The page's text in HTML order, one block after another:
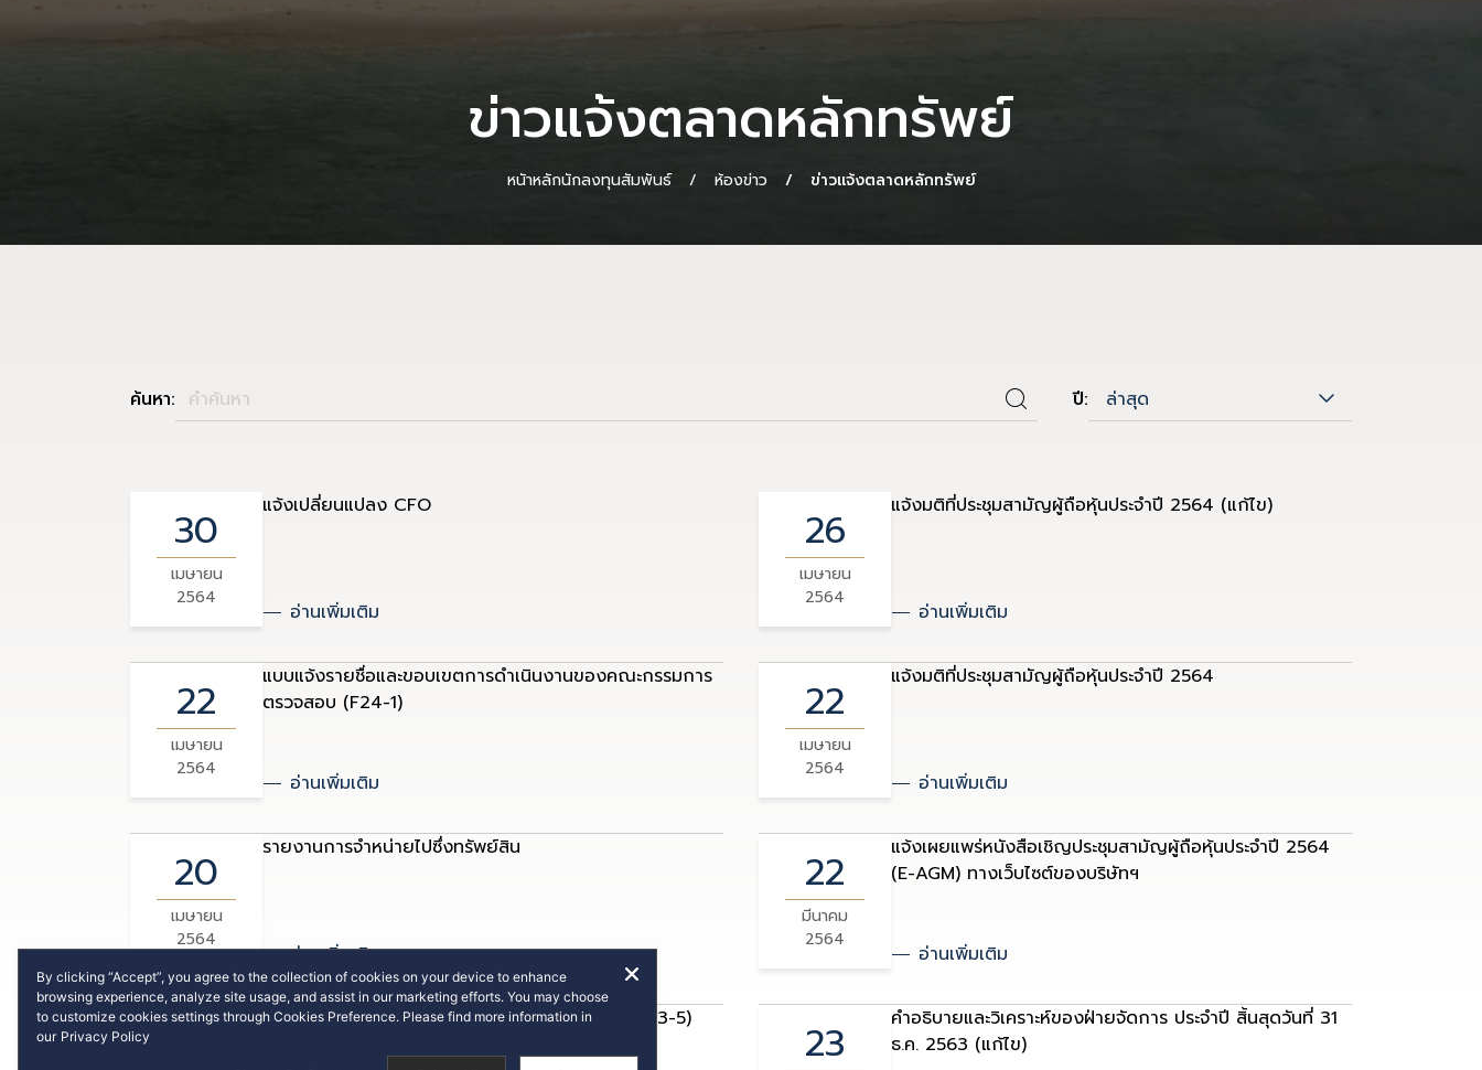
ข่าวแจ้งตลาดหลักทรัพย์
หนัาหลักนักลงทุนสัมพันธ์ ห้องข่าว ข่าวแจ้งตลาดหลักทรัพย์
ค้นหา: ปี: ล่าสุด
30
เมษายน
2564
แจ้งเปลี่ยนแปลง CFO
อ่านเพิ่มเติม
26
เมษายน
2564
แจ้งมติที่ประชุมสามัญผู้ถือหุ้นประจำปี 2564 (แก้ไข)
อ่านเพิ่มเติม
22
เมษายน
2564
แบบแจ้งรายชื่อและขอบเขตการดำเนินงานของคณะกรรมการ
ตรวจสอบ (F24-1)
อ่านเพิ่มเติม
22
เมษายน
2564
แจ้งมติที่ประชุมสามัญผู้ถือหุ้นประจำปี 2564
อ่านเพิ่มเติม
20
เมษายน
2564
รายงานการจำหน่ายไปซึ่งทรัพย์สิน
อ่านเพิ่มเติม
22
มีนาคม
2564
แจ้งเผยแพร่หนังสือเชิญประชุมสามัญผู้ถือหุ้นประจำปี 2564
(E-AGM) ทางเว็บไซต์ของบริษัทฯ
อ่านเพิ่มเติม
01 แบบรายงานผลการใช้สิทธิของ SHR-W1 ครั้งที่ 5 (F53-5) 23
คำอธิบายและวิเคราะห์ของฝ่ายจัดการ ประจำปี สิ้นสุดวันที่ 31
ธ.ค. 2563 (แก้ไข)
By clicking “Accept”, you agree to the collection of cookies on your device to enhance
browsing experience, analyze site usage, and assist in our marketing efforts. You may choose
to customize cookies settings through Cookies Preference. Please find more information in
our Privacy Policy